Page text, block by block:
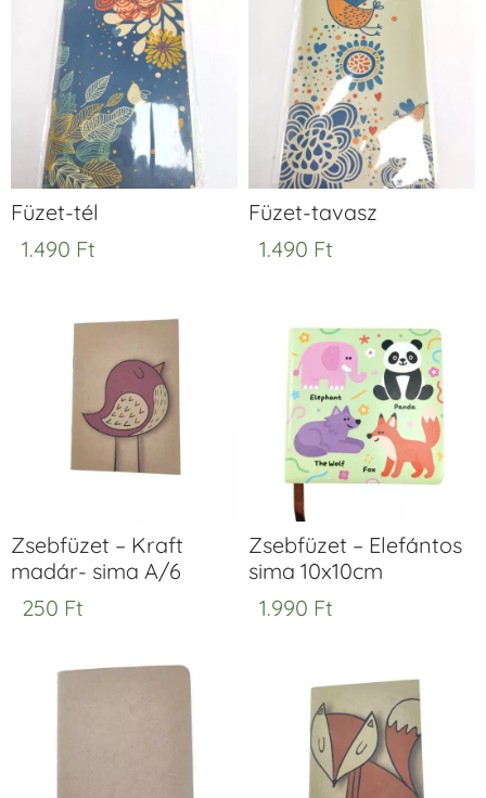
Füzet-tél
1.490 Ft
Füzet-tavasz
1.490 Ft
Zsebfüzet – Kraft
madár- sima A/6
250 Ft
Zsebfüzet – Elefántos
sima 10x10cm
1.990 Ft